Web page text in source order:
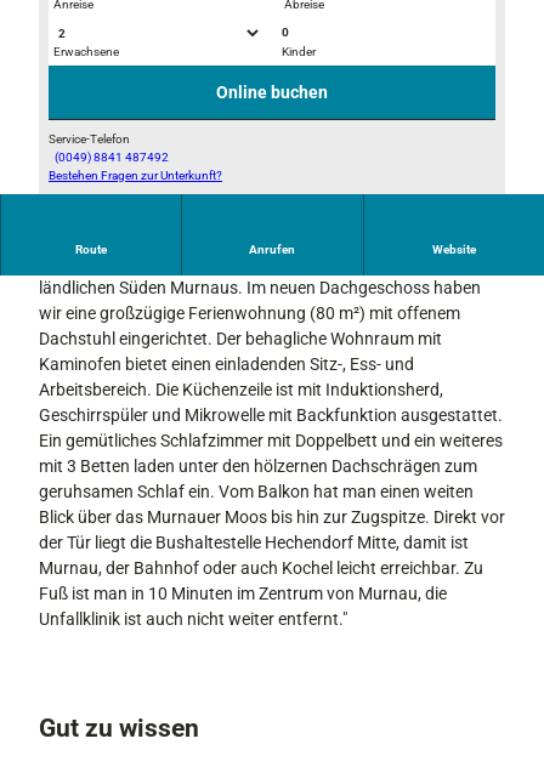
© E. Amato
© E. Amato © E. Amato
Anreise Abreise
Erwachsene
0
Kinder
Online buchen
Service-Telefon
(0049) 8841 487492
Bestehen Fragen zur Unterkunft?
Route Anrufen Website
ländlichen Süden Murnaus. Im neuen Dachgeschoss haben
wir eine großzügige Ferienwohnung (80 m²) mit offenem
Dachstuhl eingerichtet. Der behagliche Wohnraum mit
Kaminofen bietet einen einladenden Sitz-, Ess- und
Arbeitsbereich. Die Küchenzeile ist mit Induktionsherd,
Geschirrspüler und Mikrowelle mit Backfunktion ausgestattet.
Ein gemütliches Schlafzimmer mit Doppelbett und ein weiteres
mit 3 Betten laden unter den hölzernen Dachschrägen zum
geruhsamen Schlaf ein. Vom Balkon hat man einen weiten
Blick über das Murnauer Moos bis hin zur Zugspitze. Direkt vor
der Tür liegt die Bushaltestelle Hechendorf Mitte, damit ist
Murnau, der Bahnhof oder auch Kochel leicht erreichbar. Zu
Fuß ist man in 10 Minuten im Zentrum von Murnau, die
Unfallklinik ist auch nicht weiter entfernt."
Gut zu wissen